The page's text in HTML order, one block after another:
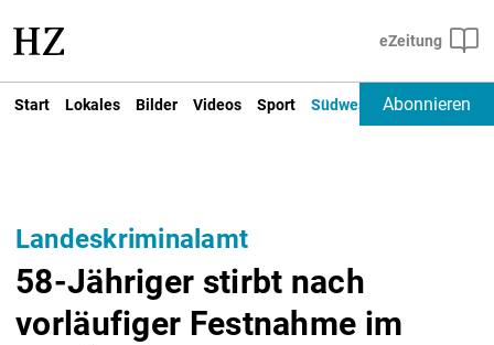
Start Lokales Bilder Videos Sport Südwest Deutschland
Abonnieren
Landeskriminalamt
58-Jähriger stirbt nach
vorläufiger Festnahme im